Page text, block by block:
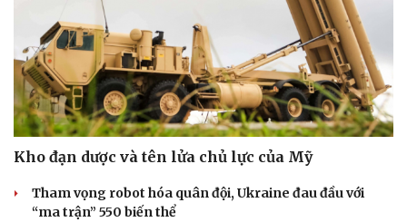
Kho đạn dược và tên lửa chủ lực của Mỹ
Tham vọng robot hóa quân đội, Ukraine đau đầu với
“ma trận” 550 biến thể